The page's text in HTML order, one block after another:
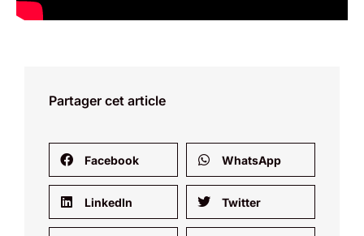
Partager cet article
Facebook WhatsApp
LinkedIn Twitter